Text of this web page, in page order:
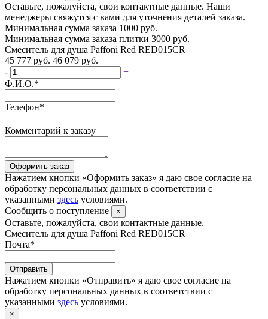
Оставьте, пожалуйста, свои контактные данные. Наши
менеджеры свяжутся с вами для уточнения деталей заказа.
Минимальная сумма заказа 1000 руб.
Минимальная сумма заказа плитки 3000 руб.
Смеситель для душа Paffoni Red RED015CR
45 777 руб. 46 079 руб.
-
+
Ф.И.О.*
Телефон*
Комментарий к заказу
Оформить заказ
Нажатием кнопки «Оформить заказ» я даю свое согласие на
обработку персональных данных в соответствии с
указанными здесь условиями.
Сообщить о поступление
×
Оставьте, пожалуйста, свои контактные данные.
Смеситель для душа Paffoni Red RED015CR
Почта*
Отправить
Нажатием кнопки «Отправить» я даю свое согласие на
обработку персональных данных в соответствии с
указанными здесь условиями.
×